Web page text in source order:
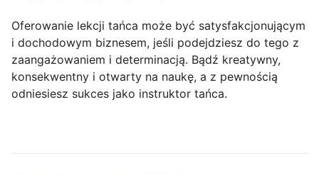
Oferowanie lekcji tańca może być satysfakcjonującym
i dochodowym biznesem, jeśli podejdziesz do tego z
zaangażowaniem i determinacją. Bądź kreatywny,
konsekwentny i otwarty na naukę, a z pewnością
odniesiesz sukces jako instruktor tańca.